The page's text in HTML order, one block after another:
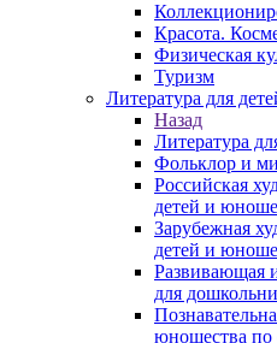
Красота.
Физическая
Туризм
Литература для
Назад
Литература
Фольклор и
Российская
детей и
Зарубежная
детей и
Развивающая
для
юношества по